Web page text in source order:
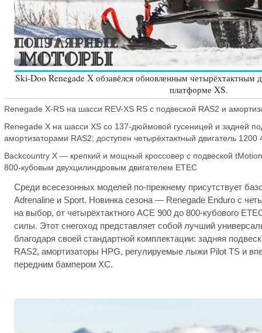
Ski-Doo Renegade X обзавёлся обновленным четырёхтактным
платформе XS.
Renegade X-RS на шасси REV-XS RS с подвеской RAS2 и
Renegade X на шасси XS со 137-дюймовой гусеницей и задней
амортизаторами RAS2; доступен четырёхтактный двигатель 1200
Backcountry X — крепкий и мощный кроссовер с подвеской
800-кубовым двухцилиндровым двигателем ETEC
Среди всесезонных моделей по-прежнему присутствует
Adrenaline и Sport. Новинка сезона — Renegade Enduro с
на выбор, от четырёхтактного ACE 900 до 800-кубового
силы. Этот снегоход представляет собой лучший
благодаря своей стандартной комплектации: задняя
RAS2, амортизаторы HPG, регулируемые лыжи Pilot TS и
передним бампером XC.